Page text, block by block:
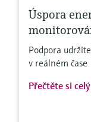
Úspora
Podpora
v reálném čase
Přečtěte si